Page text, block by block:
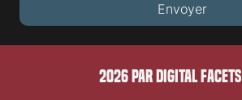
Envoyer
2026 PAR DIGITAL FACETS